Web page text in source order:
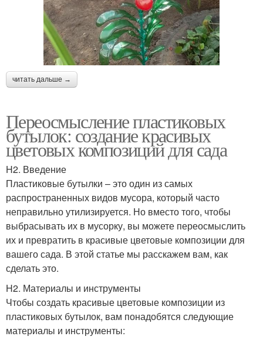
читать дальше →
Переосмысление пластиковых
бутылок: создание красивых
цветовых композиций для сада
H2. Введение
Пластиковые бутылки – это один из самых
распространенных видов мусора, который часто
неправильно утилизируется. Но вместо того, чтобы
выбрасывать их в мусорку, вы можете переосмыслить
их и превратить в красивые цветовые композиции для
вашего сада. В этой статье мы расскажем вам, как
сделать это.
H2. Материалы и инструменты
Чтобы создать красивые цветовые композиции из
пластиковых бутылок, вам понадобятся следующие
материалы и инструменты: